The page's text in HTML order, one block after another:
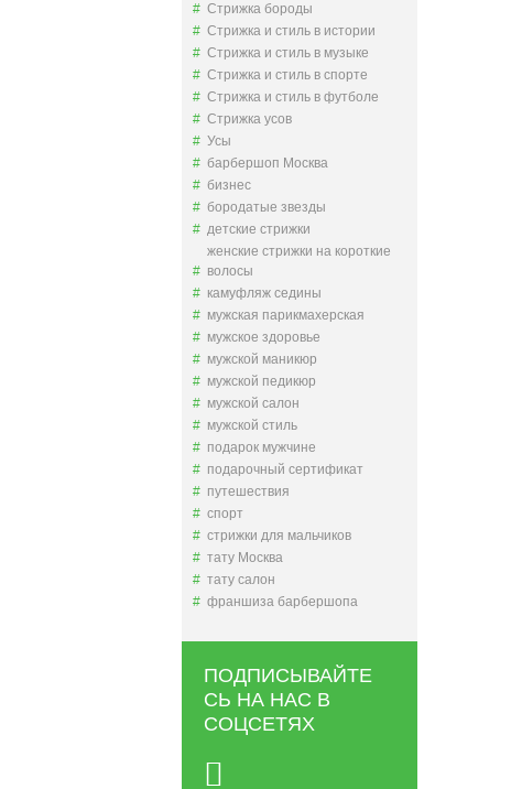
Стрижка бороды
Стрижка и стиль в истории
Стрижка и стиль в музыке
Стрижка и стиль в спорте
Стрижка и стиль в футболе
Стрижка усов
Усы
барбершоп Москва
бизнес
бородатые звезды
детские стрижки
женские стрижки на короткие
волосы
камуфляж седины
мужская парикмахерская
мужское здоровье
мужской маникюр
мужской педикюр
мужской салон
мужской стиль
подарок мужчине
подарочный сертификат
путешествия
спорт
стрижки для мальчиков
тату Москва
тату салон
франшиза барбершопа
ПОДПИСЫВАЙТЕ
СЬ НА НАС В
СОЦСЕТЯХ